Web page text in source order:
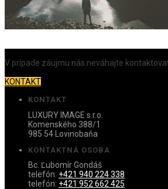
V prípade záujmu nás neváhajte
KONTAKT
KONTAKT
LUXURY IMAGE s.r.o.
Komenského 388/1
985 54 Lovinobaňa
KONTAKTNÁ OSOBA
Bc. Ľubomír Gondáš
telefón: +421 940 224 338
telefón: +421 952 662 425